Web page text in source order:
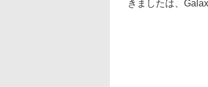
きましたは、